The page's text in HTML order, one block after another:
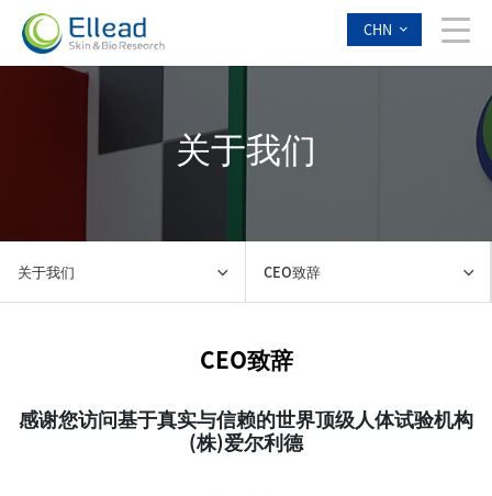
CHN
关于我们
关于我们 CEO致辞
CEO致辞
感谢您访问基于真实与信赖的世界顶级人体试验机构
(株)爱尔利德